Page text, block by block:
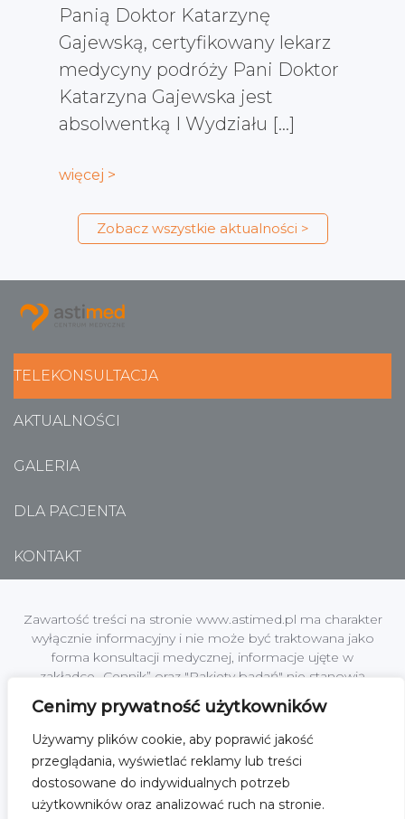
Cenimy prywatność użytkowników
Używamy plików cookie, aby poprawić jakość
przeglądania, wyświetlać reklamy lub treści
dostosowane do indywidualnych potrzeb
użytkowników oraz analizować ruch na stronie.
Panią Doktor Katarzynę
Gajewską, certyfikowany lekarz
medycyny podróży Pani Doktor
Katarzyna Gajewska jest
absolwentką I Wydziału […]
więcej >
Zobacz wszystkie aktualności >
TELEKONSULTACJA
AKTUALNOŚCI
GALERIA
DLA PACJENTA
KONTAKT
Zawartość treści na stronie www.astimed.pl ma charakter
wyłącznie informacyjny i nie może być traktowana jako
forma konsultacji medycznej, informacje ujęte w
zakładce „Cennik” oraz "Pakiety badań" nie stanowią
oferty handlowej w rozumieniu art. 66 §1 Kodeksu
Cywilnego.
Centrum Medyczne Astimed jest zakładem leczniczym
podmiotu leczniczego; Astimed Sp. z o.o. z siedzibą w
[01-864] Warszawa, ul. Kochanowskiego 45 lok.2, NIP:
1182101485, KRS nr 0000519271 Sąd Rejonowy dla